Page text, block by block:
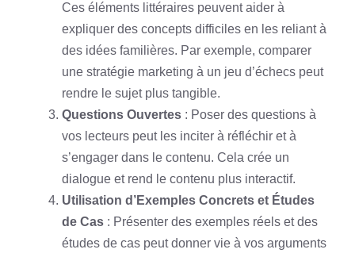
Ces éléments littéraires peuvent aider à
expliquer des concepts difficiles en les reliant à
des idées familières. Par exemple, comparer
une stratégie marketing à un jeu d’échecs peut
rendre le sujet plus tangible.
Questions Ouvertes : Poser des questions à
vos lecteurs peut les inciter à réfléchir et à
s’engager dans le contenu. Cela crée un
dialogue et rend le contenu plus interactif.
Utilisation d’Exemples Concrets et Études
de Cas : Présenter des exemples réels et des
études de cas peut donner vie à vos arguments